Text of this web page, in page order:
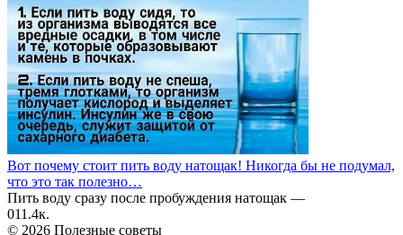
Вот почему стоит пить воду натощак! Никогда бы не подумал,
что это так полезно…
Пить воду сразу после пробуждения натощак —
011.4к.
© 2026 Полезные советы